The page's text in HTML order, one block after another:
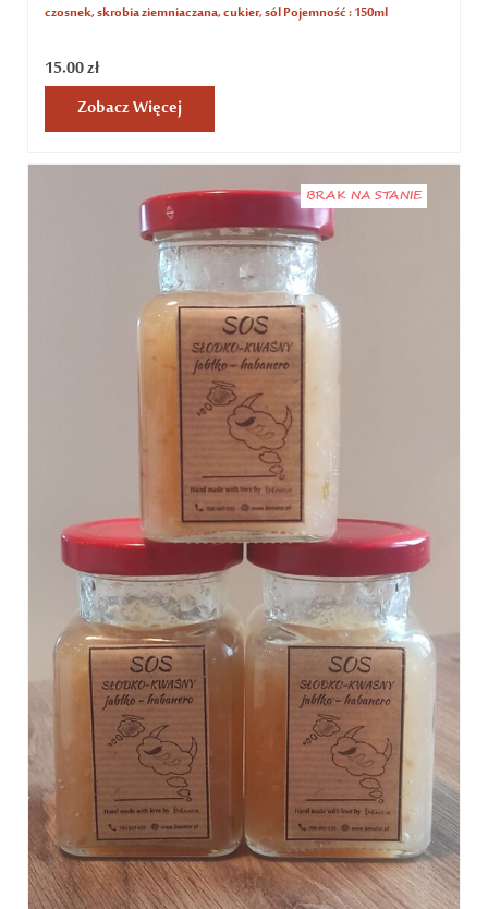
czosnek, skrobia ziemniaczana, cukier, sól Pojemność : 150ml
15.00zł
Zobacz Więcej
BRAK NA STANIE